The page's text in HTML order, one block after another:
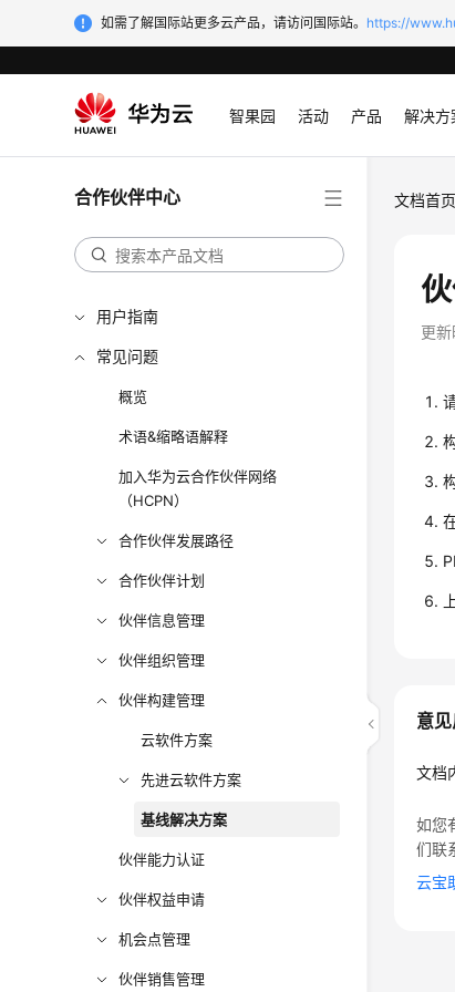
如需了解国际站更多云产品，请访问国际站。 https://
智果园 活动 产品 解决方
合作伙伴中心
用户指南
常见问题
概览
术语&缩略语解释
加入华为云合作伙伴网络
（HCPN）
合作伙伴发展路径
合作伙伴计划
伙伴信息管理
伙伴组织管理
伙伴构建管理
云软件方案
先进云软件方案
基线解决方案
伙伴能力认证
伙伴权益申请
机会点管理
伙伴销售管理
文档首页
更新
意
文档
如您
们联
云宝